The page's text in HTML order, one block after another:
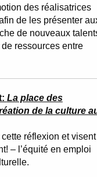
des réalisatrices
de les présenter
de nouveaux
ressources entre
La place des
de la culture
réflexion et visent
– l’équité en emploi